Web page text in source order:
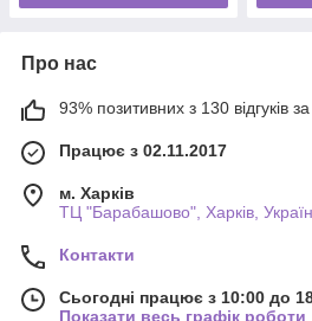
Про нас
93% позитивних з 130 відгуків за
Працює з 02.11.2017
м. Харків
ТЦ "Барабашово", Харків,
Контакти
Сьогодні працює з 10:00 до
Показати весь графік роботи